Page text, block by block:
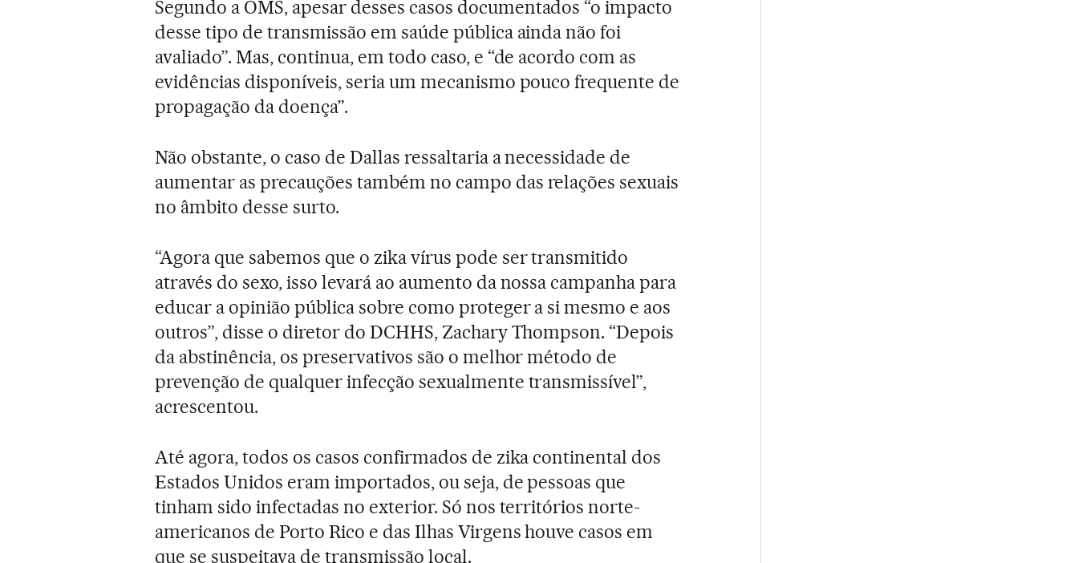
Segundo a OMS, apesar desses casos documentados “o impacto
desse tipo de transmissão em saúde pública ainda não foi
avaliado”. Mas, continua, em todo caso, e “de acordo com as
evidências disponíveis, seria um mecanismo pouco frequente de
propagação da doença”.
Não obstante, o caso de Dallas ressaltaria a necessidade de
aumentar as precauções também no campo das relações sexuais
no âmbito desse surto.
“Agora que sabemos que o zika vírus pode ser transmitido
através do sexo, isso levará ao aumento da nossa campanha para
educar a opinião pública sobre como proteger a si mesmo e aos
outros”, disse o diretor do DCHHS, Zachary Thompson. “Depois
da abstinência, os preservativos são o melhor método de
prevenção de qualquer infecção sexualmente transmissível”,
acrescentou.
Até agora, todos os casos confirmados de zika continental dos
Estados Unidos eram importados, ou seja, de pessoas que
tinham sido infectadas no exterior. Só nos territórios norte-
americanos de Porto Rico e das Ilhas Virgens houve casos em
que se suspeitava de transmissão local.